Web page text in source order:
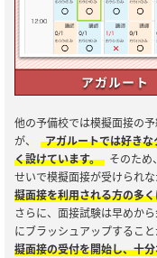
他の予備校では模擬面接の
が、
アガルートでは好き
く設けています。
そのため
せいで模擬面接が受けられ
擬面接を利用される方の多
さらに、面接試験は早めか
にブラッシュアップするこ
擬面接の受付を開始し、十